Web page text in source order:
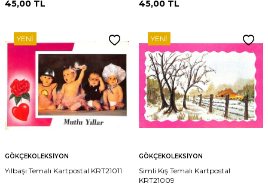
45,00 TL 45,00 TL
YENI
GÖKÇEKOLEKSIYON
Yılbaşı Temalı Kartpostal KRT21011
YENI
GÖKÇEKOLEKSIYON
Simli Kış Temalı Kartpostal
KRT21009